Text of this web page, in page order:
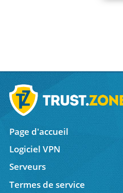
Page d'accueil
Logiciel VPN
Serveurs
Termes de service